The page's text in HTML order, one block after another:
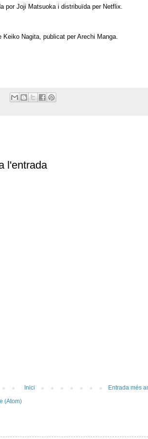
por Joji Matsuoka i distribuïda per Netflix.
Keiko Nagita, publicat per Arechi Manga.
l'entrada
Entrada més
Inici
(Atom)